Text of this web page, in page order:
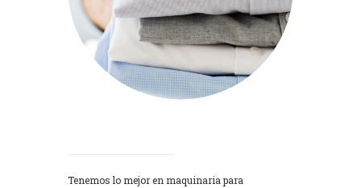
Tenemos lo mejor en maquinaria para